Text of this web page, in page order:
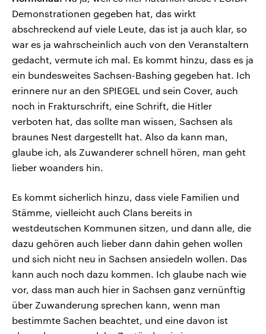
Demonstrationen gegeben hat, das wirkt
abschreckend auf viele Leute, das ist ja auch klar, so
war es ja wahrscheinlich auch von den Veranstaltern
gedacht, vermute ich mal. Es kommt hinzu, dass es ja
ein bundesweites Sachsen-Bashing gegeben hat. Ich
erinnere nur an den SPIEGEL und sein Cover, auch
noch in Frakturschrift, eine Schrift, die Hitler
verboten hat, das sollte man wissen, Sachsen als
braunes Nest dargestellt hat. Also da kann man,
glaube ich, als Zuwanderer schnell hören, man geht
lieber woanders hin.
Es kommt sicherlich hinzu, dass viele Familien und
Stämme, vielleicht auch Clans bereits in
westdeutschen Kommunen sitzen, und dann alle, die
dazu gehören auch lieber dann dahin gehen wollen
und sich nicht neu in Sachsen ansiedeln wollen. Das
kann auch noch dazu kommen. Ich glaube nach wie
vor, dass man auch hier in Sachsen ganz vernünftig
über Zuwanderung sprechen kann, wenn man
bestimmte Sachen beachtet, und eine davon ist